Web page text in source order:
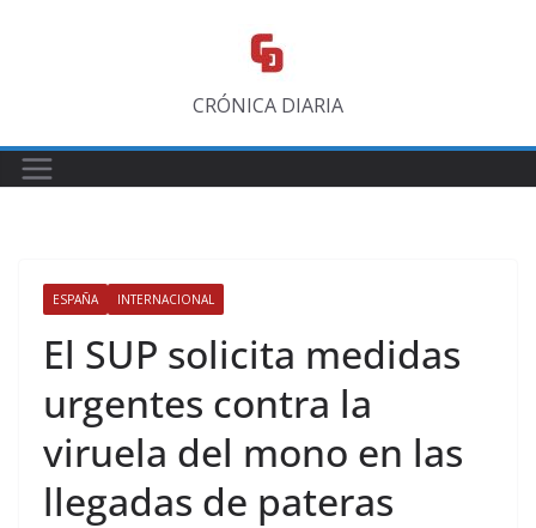
CRÓNICA DIARIA
ESPAÑA INTERNACIONAL
El SUP solicita medidas
urgentes contra la
viruela del mono en las
llegadas de pateras